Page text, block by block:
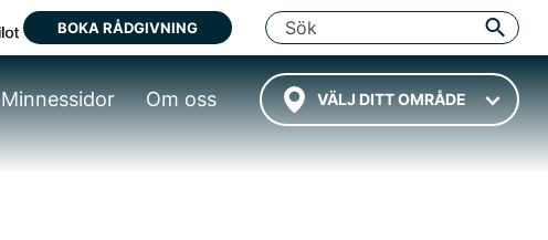
BOKA RÅDGIVNING
VÄLJ DITT OMRÅDE
Minnessidor Om oss